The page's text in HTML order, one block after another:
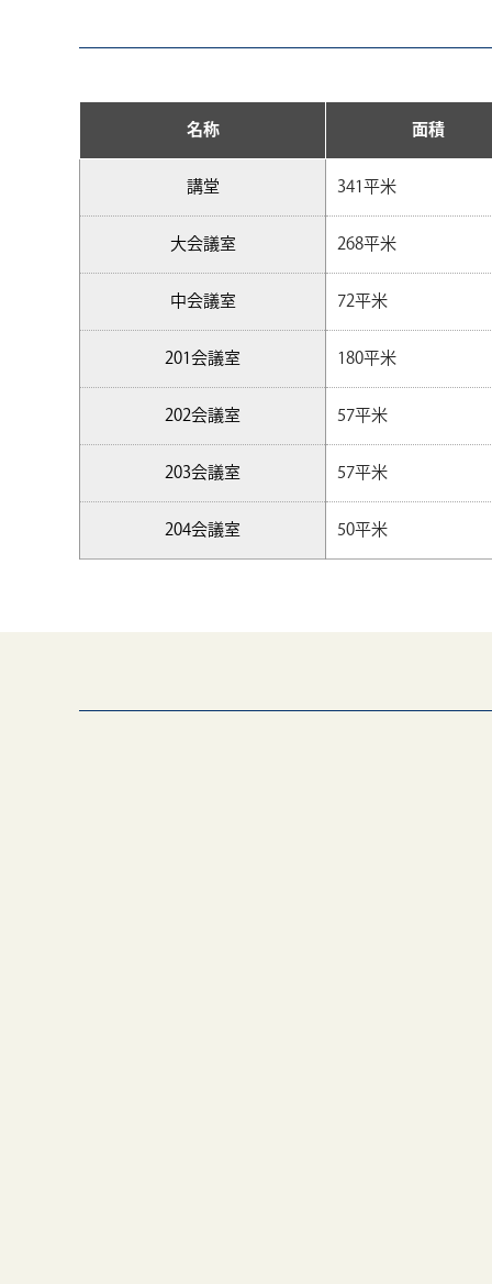
名称 面積
講堂 341平米
大会議室 268平米
中会議室 72平米
201会議室 180平米
202会議室 57平米
203会議室 57平米
204会議室 50平米